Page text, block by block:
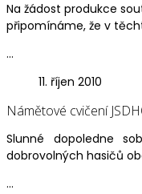
Na žádost produkce
připomínáme, že v
...
11. říjen 2010
Námětové cvičení
Slunné dopoledne
dobrovolných hasičů
...